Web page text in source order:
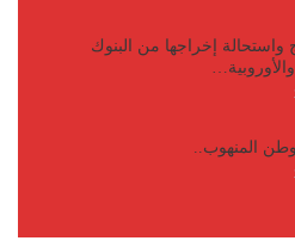
واستحالة إخراجها من البنوك
المنهوب..